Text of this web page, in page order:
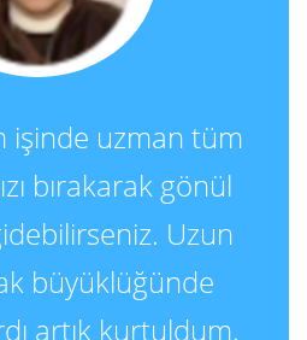
işinde uzman tüm
bırakarak gönül
Uzun
büyüklüğünde
artık kurtuldum.